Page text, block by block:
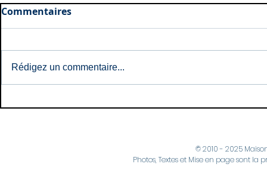
Commentaires
Rédigez un commentaire...
© 2010 - 2025
Photos, Textes et Mise en page sont